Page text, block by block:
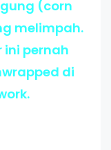
(corn
melimpah.
ini pernah
di